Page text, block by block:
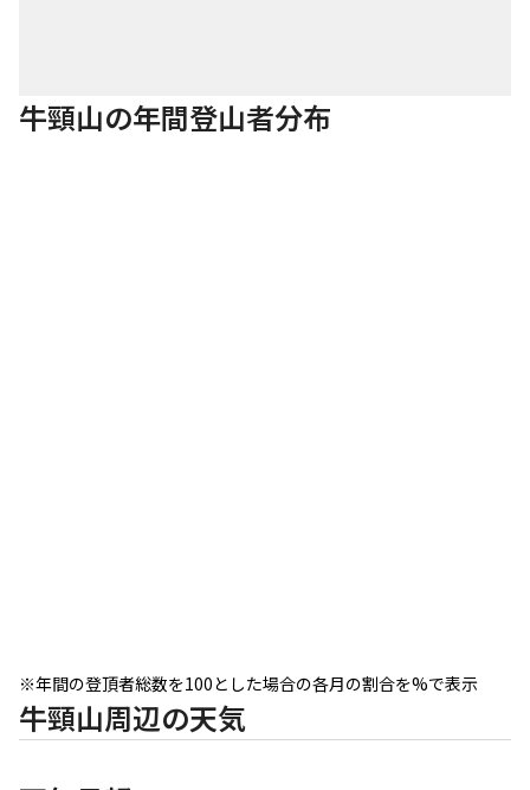
牛頸山の年間登山者分布
※年間の登頂者総数を100とした場合の各月の割合を%で表示
牛頸山周辺の天気